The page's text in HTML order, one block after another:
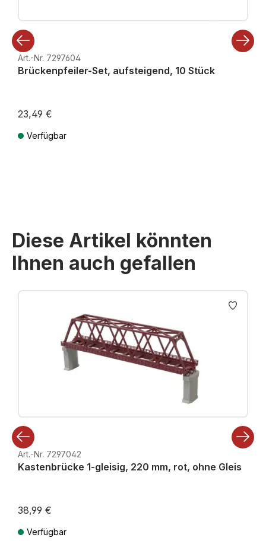
Art.-Nr. 7297604
Brückenpfeiler-Set, aufsteigend, 10 Stück
23,49 €
Verfügbar
Diese Artikel könnten
Ihnen auch gefallen
Produktgalerie überspringen
Art.-Nr. 7297042
Kastenbrücke 1-gleisig, 220 mm, rot, ohne Gleis
38,99 €
Verfügbar